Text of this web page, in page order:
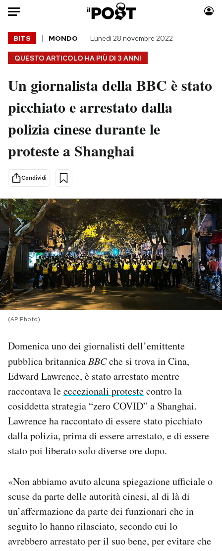
Auto
HOME
Italia
Politica
Tecnologia
Scienza
Cultura
Economia
Sport
Moda
Consumismi
Storie/Idee
Media
Mondiali calcio 2026
PODCAST
NEWSLETTER
I MIEI PREFERITI
CALENDARIO
AREA PERSONALE
Area Personale
Newsletter
Notifiche mobile
Hai bisogno di aiuto?
QUESTO ARTICOLO HA PIÙ DI 3 ANNI
BITS MONDO Lunedì 28 novembre 2022
Un giornalista della BBC è stato
picchiato e arrestato dalla
polizia cinese durante le
proteste a Shanghai
Condividi
(AP Photo)
Domenica uno dei giornalisti dell’emittente
pubblica britannica BBCche si trova in Cina,
Edward Lawrence, è stato arrestato mentre
raccontava leeccezionali protestecontro la
cosiddetta strategia “zero COVID” a Shanghai.
Lawrence ha raccontato di essere stato picchiato
dalla polizia, prima di essere arrestato, e di essere
stato poi liberato solo diverse ore dopo.
«Non abbiamo avuto alcuna spiegazione ufficiale o
scuse da parte delle autorità cinesi, al di là di
un’affermazione da parte dei funzionari che in
seguito lo hanno rilasciato, secondo cui lo
avrebbero arrestato per il suo bene, per evitare che